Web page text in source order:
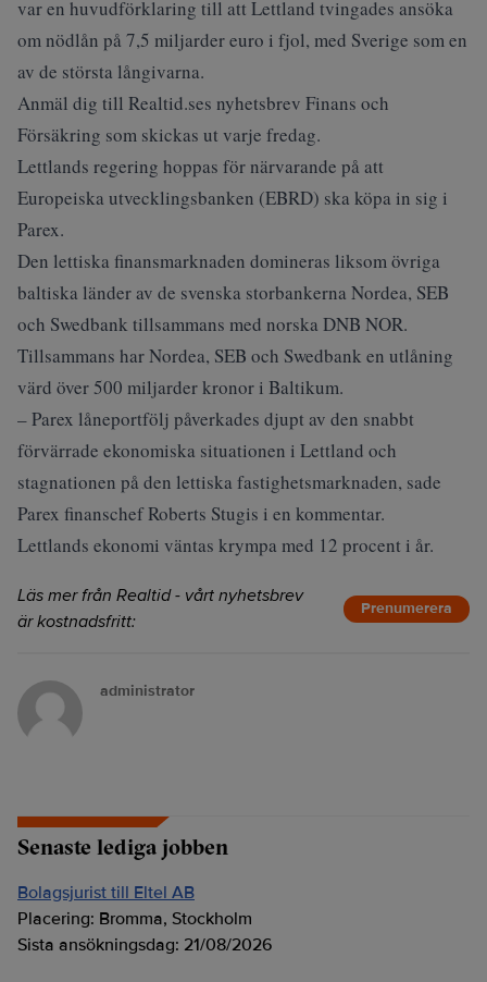
var en huvudförklaring till att Lettland tvingades ansöka
om nödlån på 7,5 miljarder euro i fjol, med Sverige som en
av de största långivarna.
Anmäl dig till Realtid.ses nyhetsbrev Finans och
Försäkring som skickas ut varje fredag.
Lettlands regering hoppas för närvarande på att
Europeiska utvecklingsbanken (EBRD) ska köpa in sig i
Parex.
Den lettiska finansmarknaden domineras liksom övriga
baltiska länder av de svenska storbankerna Nordea, SEB
och Swedbank tillsammans med norska DNB NOR.
Tillsammans har Nordea, SEB och Swedbank en utlåning
värd över 500 miljarder kronor i Baltikum.
– Parex låneportfölj påverkades djupt av den snabbt
förvärrade ekonomiska situationen i Lettland och
stagnationen på den lettiska fastighetsmarknaden, sade
Parex finanschef Roberts Stugis i en kommentar.
Lettlands ekonomi väntas krympa med 12 procent i år.
Läs mer från Realtid - vårt nyhetsbrev
är kostnadsfritt:
Prenumerera
administrator
Senaste lediga jobben
Bolagsjurist till Eltel AB
Placering: Bromma, Stockholm
Sista ansökningsdag: 21/08/2026